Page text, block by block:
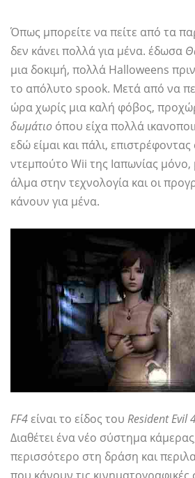
Όπως μπορείτε να πείτε από τα
δεν κάνει πολλά για μένα. έδωσα
μια δοκιμή, πολλά Halloweens
το απόλυτο spook. Μετά από να
ώρα χωρίς μια καλή φόβος,
δωμάτιο όπου είχα πολλά
εδώ είμαι και πάλι,
ντεμπούτο Wii της Ιαπωνίας μόνο,
άλμα στην τεχνολογία και οι
κάνουν για μένα.
FF4είναι το είδος του Resident Evil
Διαθέτει ένα νέο σύστημα
περισσότερο στη δράση και